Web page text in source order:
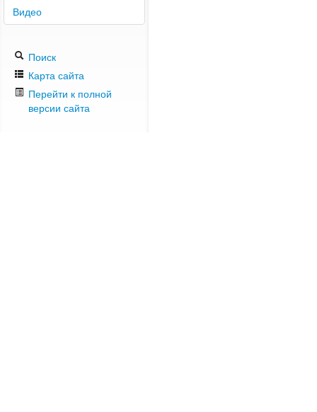
Видео
Поиск
Карта сайта
Перейти к полной
версии сайта